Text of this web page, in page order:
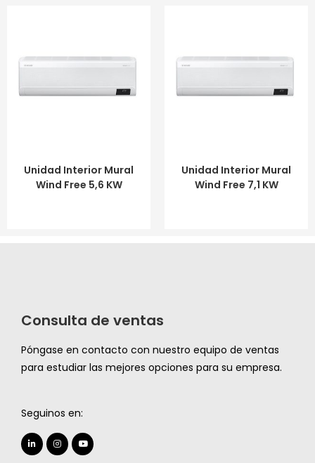
LEER MÁS
Unidad Interior Mural
Wind Free 5,6 KW
LEER MÁS
Unidad Interior Mural
Wind Free 7,1 KW
Consulta de ventas
Póngase en contacto con nuestro equipo de ventas
para estudiar las mejores opciones para su empresa.
Seguinos en: